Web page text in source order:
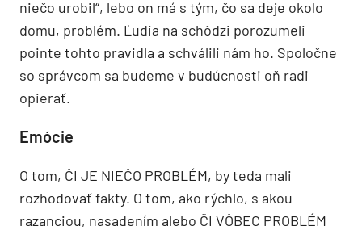
niečo urobil“, lebo on má s tým, čo sa deje okolo
domu, problém. Ľudia na schôdzi porozumeli
pointe tohto pravidla a schválili nám ho. Spoločne
so správcom sa budeme v budúcnosti oň radi
opierať.
Emócie
O tom, ČI JE NIEČO PROBLÉM, by teda mali
rozhodovať fakty. O tom, ako rýchlo, s akou
razanciou, nasadením alebo ČI VÔBEC PROBLÉM